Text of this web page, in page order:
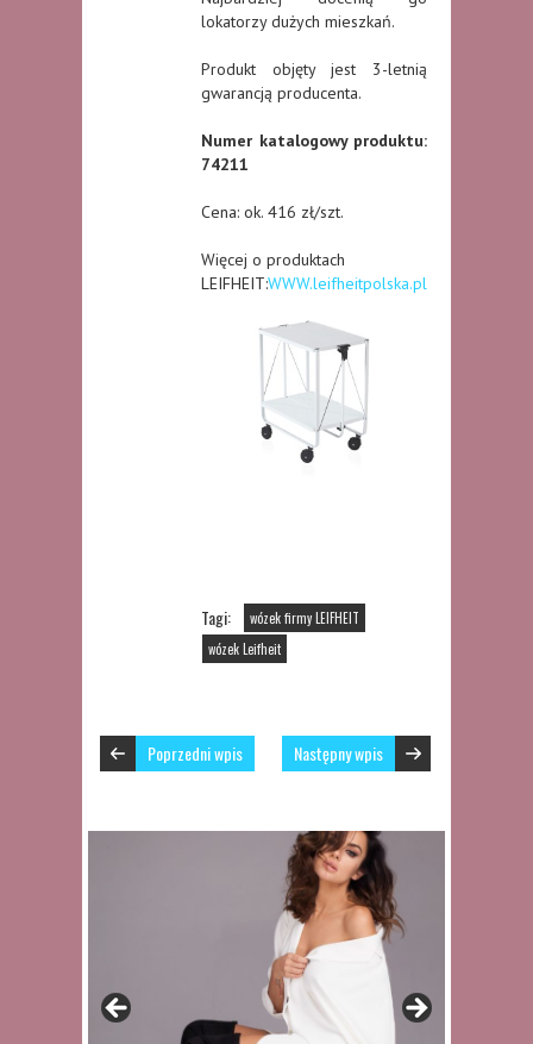
lokatorzy dużych mieszkań.
Produkt objęty jest 3-letnią
gwarancją producenta.
Numer katalogowy produktu:
74211
Cena: ok. 416 zł/szt.
Więcej o produktach
LEIFHEIT:WWW.leifheitpolska.pl
Tagi:
wózek firmy LEIFHEIT
wózek Leifheit
Poprzedni wpis Następny wpis